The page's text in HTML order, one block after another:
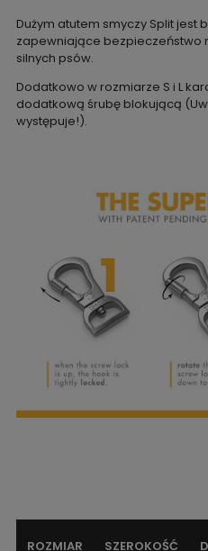
Dużym atutem smyczy Split jest
zapewniające bezpieczeństwo
silnych psów.
Dodatkowo w rozmiarze S i L
dodatkową śrubę blokującą
występuje!).
ROZMIAR SZEROKOŚĆ